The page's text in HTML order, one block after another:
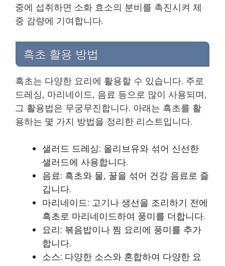
중에 섭취하면 소화 효소의 분비를 촉진시켜 체
중 감량에 기여합니다.
흑초 활용 방법
흑초는 다양한 요리에 활용할 수 있습니다. 주로
드레싱, 마리네이드, 음료 등으로 많이 사용되며,
그 활용법은 무궁무진합니다. 아래는 흑초를 활
용하는 몇 가지 방법을 정리한 리스트입니다.
샐러드 드레싱: 올리브유와 섞어 신선한
샐러드에 사용합니다.
음료: 흑초와 물, 꿀을 섞어 건강 음료로 즐
깁니다.
마리네이드: 고기나 생선을 조리하기 전에
흑초로 마리네이드하여 풍미를 더합니다.
요리: 볶음밥이나 찜 요리에 풍미를 추가
합니다.
소스: 다양한 소스와 혼합하여 다양한 요